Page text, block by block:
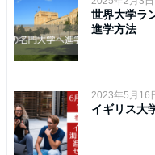
世界大学ラ
進学方法
2023年5月16
イギリス大